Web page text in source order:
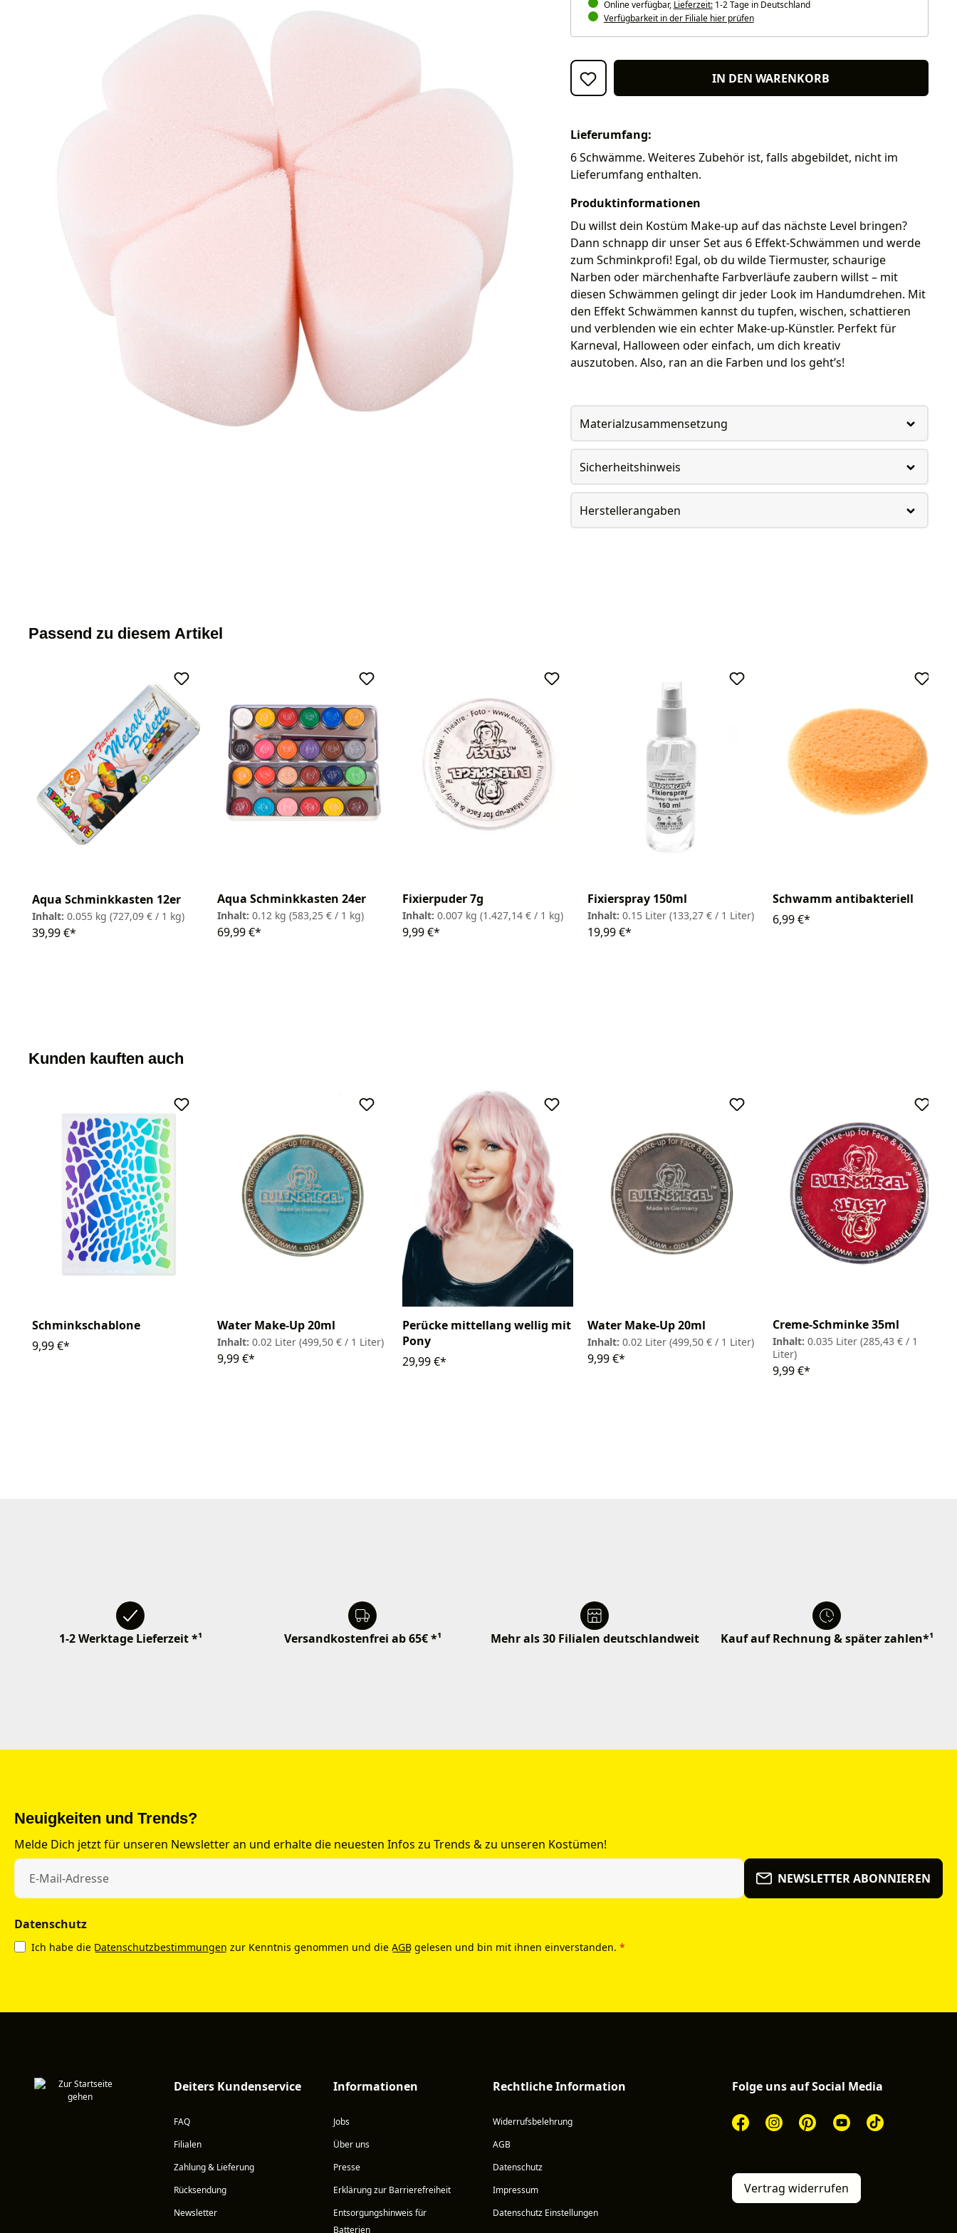
Online verfügbar, Lieferzeit:1-2 Tage in Deutschland
Verfügbarkeit in der Filiale hier prüfen
IN DEN WARENKORB
Lieferumfang:
6 Schwämme. Weiteres Zubehör ist, falls abgebildet, nicht im
Lieferumfang enthalten.
Produktinformationen
Du willst dein Kostüm Make-up auf das nächste Level bringen?
Dann schnapp dir unser Set aus 6 Effekt-Schwämmen und werde
zum Schminkprofi! Egal, ob du wilde Tiermuster, schaurige
Narben oder märchenhafte Farbverläufe zaubern willst – mit
diesen Schwämmen gelingt dir jeder Look im Handumdrehen. Mit
den Effekt Schwämmen kannst du tupfen, wischen, schattieren
und verblenden wie ein echter Make-up-Künstler. Perfekt für
Karneval, Halloween oder einfach, um dich kreativ
auszutoben. Also, ran an die Farben und los geht’s!
Materialzusammensetzung
Sicherheitshinweis
Herstellerangaben
Passend zu diesem Artikel
Aqua Schminkkasten 12er
Inhalt: 0.055 kg (727,09 € / 1 kg)
39,99 €*
Aqua Schminkkasten 24er
Inhalt: 0.12 kg (583,25 € / 1 kg)
69,99 €*
Fixierpuder 7g
Inhalt: 0.007 kg (1.427,14 € / 1 kg)
9,99 €*
Fixierspray 150ml
Inhalt: 0.15 Liter (133,27 € / 1 Liter)
19,99 €*
Schwamm antibakteriell
6,99 €*
Kunden kauften auch
Schminkschablone
9,99 €*
Water Make-Up 20ml
Inhalt: 0.02 Liter (499,50 € / 1 Liter)
9,99 €*
Perücke mittellang wellig mit
Pony
29,99 €*
Water Make-Up 20ml
Inhalt: 0.02 Liter (499,50 € / 1 Liter)
9,99 €*
Creme-Schminke 35ml
Inhalt: 0.035 Liter (285,43 € / 1
Liter)
9,99 €*
1-2 Werktage Lieferzeit *¹ Versandkostenfrei ab 65€ *¹ Mehr als 30 Filialen deutschlandweit Kauf auf Rechnung & später zahlen*¹
Neuigkeiten und Trends?
Melde Dich jetzt für unseren Newsletter an und erhalte die neuesten Infos zu Trends & zu unseren Kostümen!
NEWSLETTER ABONNIEREN
Datenschutz
Ich habe die Datenschutzbestimmungen zur Kenntnis genommen und die AGB gelesen und bin mit ihnen einverstanden. *
Deiters Kundenservice
FAQ
Filialen
Zahlung & Lieferung
Rücksendung
Newsletter
Informationen
Jobs
Über uns
Presse
Erklärung zur Barrierefreiheit
Entsorgungshinweis für
Batterien
Rechtliche Information
Widerrufsbelehrung
AGB
Datenschutz
Impressum
Datenschutz Einstellungen
Folge uns auf Social Media
Vertrag widerrufen